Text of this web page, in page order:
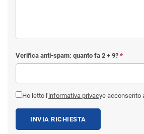
Verifica anti-spam: quanto fa 2 + 9? *
Ho letto l'informativa privacye acconsento
INVIA RICHIESTA